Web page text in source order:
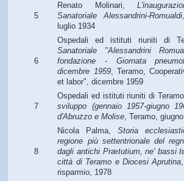
5
Renato Molinari,
Sanatoriale Alessandrini-Romualdi
luglio 1934
6
Ospedali ed istituti riuniti di
Sanatoriale "Alessandrini
fondazione - Giornata
dicembre 1959, Teramo,
et labor", dicembre 1959
7
Ospedali ed istituti riuniti di
sviluppo (gennaio 1957-giugno
d'Abruzzo e Molise, Teramo,
8
Nicola Palma,Storia
regione più settentrionale del
dagli antichi Prætutium, ne' bassi
città di Teramo e Diocesi Aprutina,
risparmio, 1978